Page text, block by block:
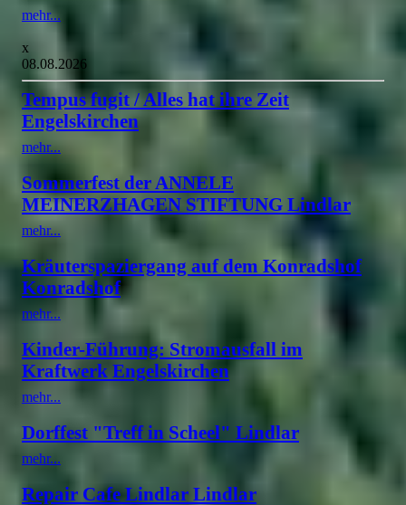
mehr...
x
08.08.2026
Tempus fugit / Alles hat ihre Zeit
Engelskirchen
mehr...
Sommerfest der ANNELE
MEINERZHAGEN STIFTUNG Lindlar
mehr...
Kräuterspaziergang auf dem Konradshof
Konradshof
mehr...
Kinder-Führung: Stromausfall im
Kraftwerk Engelskirchen
mehr...
Dorffest "Treff in Scheel" Lindlar
mehr...
Repair Cafe Lindlar Lindlar